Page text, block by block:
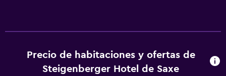
pulgadas con canales por cable. Los baños están
equipados con artículos de higiene personal gratuitos y
Precio de habitaciones y ofertas de
Steigenberger Hotel de Saxe